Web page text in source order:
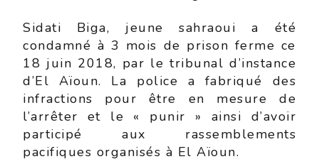
Sidati Biga, jeune sahraoui a été
condamné à 3 mois de prison ferme ce
18 juin 2018, par le tribunal d’instance
d’El Aïoun. La police a fabriqué des
infractions pour être en mesure de
l’arrêter et le « punir » ainsi d’avoir
participé aux rassemblements
pacifiques organisés à El Aïoun.